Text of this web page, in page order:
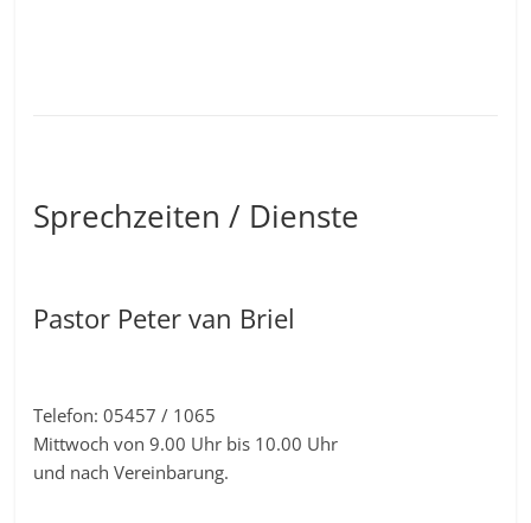
Sprechzeiten / Dienste
Pastor Peter van Briel
Telefon: 05457 / 1065
Mittwoch von 9.00 Uhr bis 10.00 Uhr
und nach Vereinbarung.